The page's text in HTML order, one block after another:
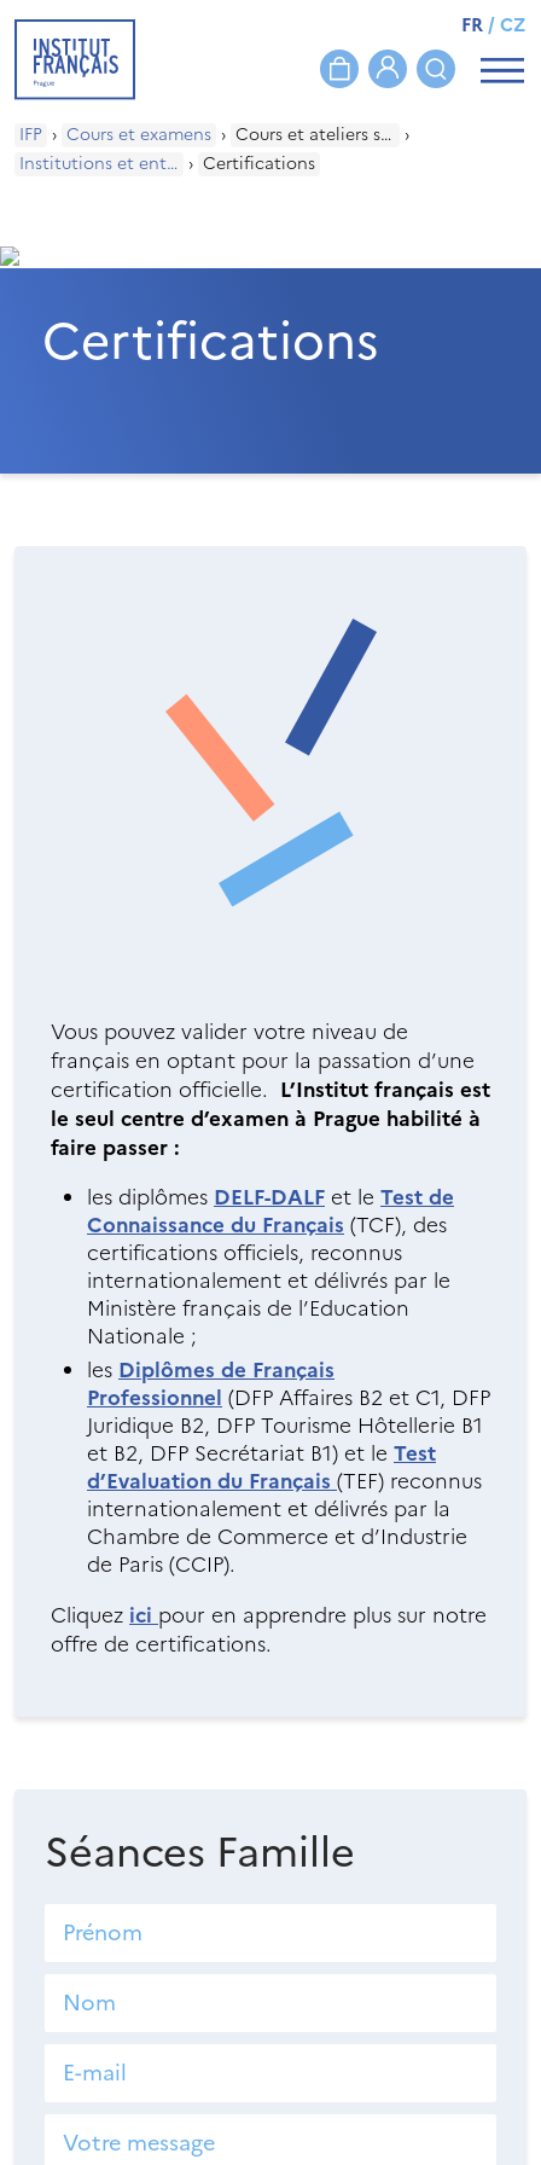
FR/CZ
IFP › Cours et examens › Cours et ateliers sur mesure ›
Institutions et entreprises › Certifications
Certifications
Vous pouvez valider votre niveau de
français en optant pour la passation d’une
certification officielle. L’Institut français est
le seul centre d’examen à Prague habilité à
faire passer :
les diplômes DELF-DALF et le Test de
Connaissance du Français (TCF), des
certifications officiels, reconnus
internationalement et délivrés par le
Ministère français de l’Education
Nationale ;
les Diplômes de Français
Professionnel (DFP Affaires B2 et C1, DFP
Juridique B2, DFP Tourisme Hôtellerie B1
et B2, DFP Secrétariat B1) et le Test
d’Evaluation du Français (TEF) reconnus
internationalement et délivrés par la
Chambre de Commerce et d’Industrie
de Paris (CCIP).
Cliquez ici pour en apprendre plus sur notre
offre de certifications.
Séances Famille